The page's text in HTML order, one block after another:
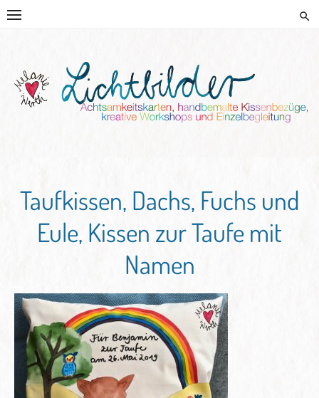
Skip
HANDGEMALTE KISSEN UND
KREATIVE BEGLEITUNG
Taufkissen, Dachs, Fuchs und
Eule, Kissen zur Taufe mit
Namen